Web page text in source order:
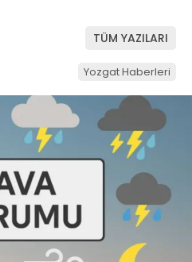
TÜM YAZILARI
Yozgat Haberleri